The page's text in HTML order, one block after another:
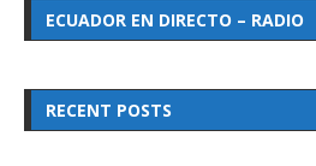
ECUADOR EN DIRECTO – RADIO
RECENT POSTS